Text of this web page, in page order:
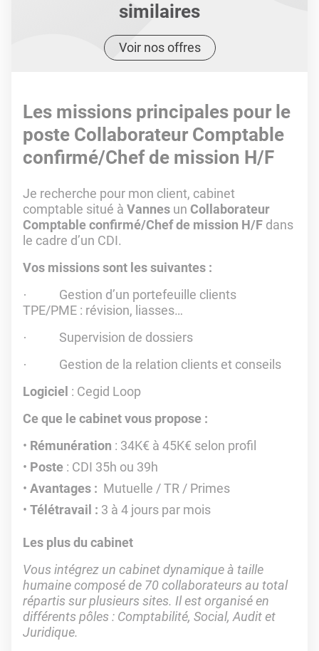
similaires
Voir nos offres
Les missions principales pour le
poste Collaborateur Comptable
confirmé/Chef de mission H/F
Je recherche pour mon client, cabinet
comptable situé à Vannes un Collaborateur
Comptable confirmé/Chef de mission H/F dans
le cadre d’un CDI.
Vos missions sont les suivantes :
· Gestion d’un portefeuille clients
TPE/PME : révision, liasses…
· Supervision de dossiers
· Gestion de la relation clients et conseils
Logiciel : Cegid Loop
Ce que le cabinet vous propose :
Rémunération : 34K€ à 45K€ selon profil
Poste : CDI 35h ou 39h
Avantages : Mutuelle / TR / Primes
Télétravail : 3 à 4 jours par mois
Les plus du cabinet
Vous intégrez un cabinet dynamique à taille
humaine composé de 70 collaborateurs au total
répartis sur plusieurs sites. Il est organisé en
différents pôles : Comptabilité, Social, Audit et
Juridique.